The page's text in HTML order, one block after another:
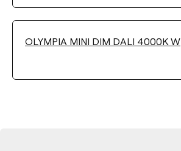
OLYMPIA MINI DIM DALI 4000K W